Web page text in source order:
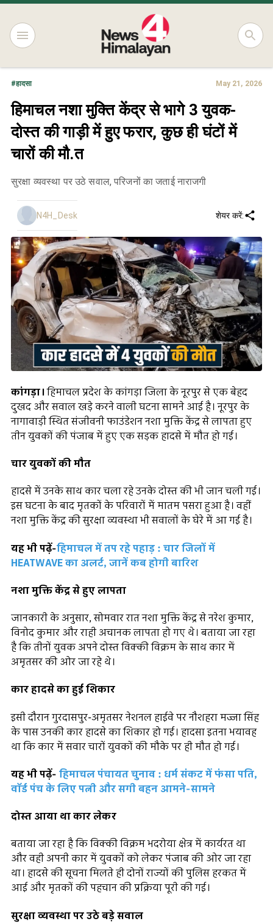
#हादसा May 21, 2026
हिमाचल नशा मुक्ति केंद्र से भागे 3 युवक-
दोस्त की गाड़ी में हुए फरार, कुछ ही घंटों में
चारों की मौ.त
सुरक्षा व्यवस्था पर उठे सवाल, परिजनों का जताई नाराजगी
N4H_Desk शेयर करें:
कांगड़ा।हिमाचल प्रदेश के कांगड़ा जिला के नूरपुर से एक बेहद
दुखद और सवाल खड़े करने वाली घटना सामने आई है। नूरपुर के
नागावाड़ी स्थित संजीवनी फाउंडेशन नशा मुक्ति केंद्र से लापता हुए
तीन युवकों की पंजाब में हुए एक सड़क हादसे में मौत हो गई।
चार युवकों की मौत
हादसे में उनके साथ कार चला रहे उनके दोस्त की भी जान चली गई।
इस घटना के बाद मृतकों के परिवारों में मातम पसरा हुआ है। वहीं
नशा मुक्ति केंद्र की सुरक्षा व्यवस्था भी सवालों के घेरे में आ गई है।
यह भी पढ़ें-हिमाचल में तप रहे पहाड़ : चार जिलों में
HEATWAVE का अलर्ट, जानें कब होगी बारिश
नशा मुक्ति केंद्र से हुए लापता
जानकारी के अनुसार, सोमवार रात नशा मुक्ति केंद्र से नरेश कुमार,
विनोद कुमार और राही अचानक लापता हो गए थे। बताया जा रहा
है कि तीनों युवक अपने दोस्त विक्की विक्रम के साथ कार में
अमृतसर की ओर जा रहे थे।
कार हादसे का हुई शिकार
इसी दौरान गुरदासपुर-अमृतसर नेशनल हाईवे पर नौशहरा मज्जा सिंह
के पास उनकी कार हादसे का शिकार हो गई। हादसा इतना भयावह
था कि कार में सवार चारों युवकों की मौके पर ही मौत हो गई।
यह भी पढ़ें- हिमाचल पंचायत चुनाव : धर्म संकट में फंसा पति,
वॉर्ड पंच के लिए पत्नी और सगी बहन आमने-सामने
दोस्त आया था कार लेकर
बताया जा रहा है कि विक्की विक्रम भदरोया क्षेत्र में कार्यरत था
और वही अपनी कार में युवकों को लेकर पंजाब की ओर जा रहा
था। हादसे की सूचना मिलते ही दोनों राज्यों की पुलिस हरकत में
आई और मृतकों की पहचान की प्रक्रिया पूरी की गई।
सुरक्षा व्यवस्था पर उठे बड़े सवाल